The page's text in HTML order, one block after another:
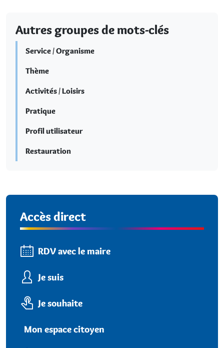
Autres groupes de mots-clés
Service / Organisme
Thème
Activités / Loisirs
Pratique
Profil utilisateur
Restauration
Accès direct
RDV avec le maire
Je suis
Je souhaite
Mon espace citoyen